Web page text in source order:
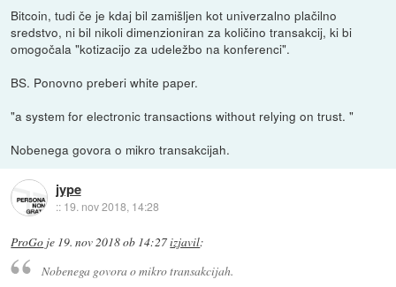
Bitcoin, tudi če je kdaj bil zamišljen kot univerzalno plačilno
sredstvo, ni bil nikoli dimenzioniran za količino transakcij, ki bi
omogočala "kotizacijo za udeležbo na konferenci".
BS. Ponovno preberi white paper.
"a system for electronic transactions without relying on trust. "
Nobenega govora o mikro transakcijah.
jype
:: 19. nov 2018, 14:28
ProGo je 19. nov 2018 ob 14:27izjavil:
Nobenega govora o mikro transakcijah.